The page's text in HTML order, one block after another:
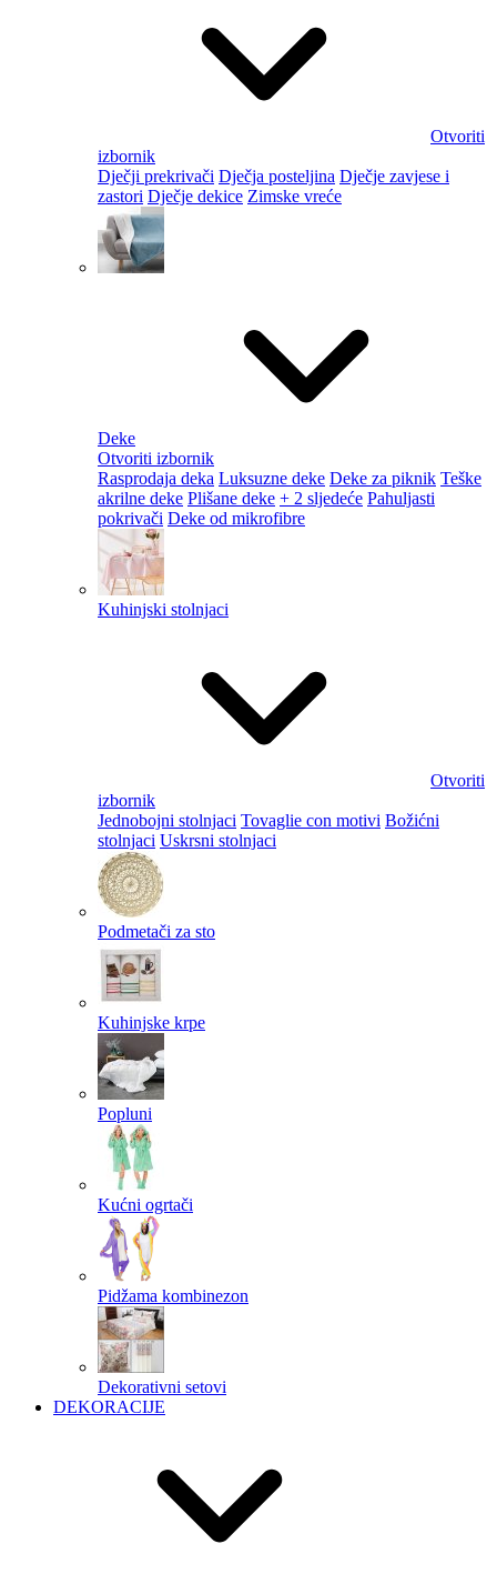
Otvoriti
izbornik
Dječji prekrivači Dječja posteljina Dječje zavjese i
zastori Dječje dekice Zimske vreće
Deke
Otvoriti izbornik
Rasprodaja deka Luksuzne deke Deke za piknik Teške
akrilne deke Plišane deke + 2 sljedeće Pahuljasti
pokrivači Deke od mikrofibre
Kuhinjski stolnjaci
Otvoriti
izbornik
Jednobojni stolnjaci Tovaglie con motivi Božićni
stolnjaci Uskrsni stolnjaci
Podmetači za sto
Kuhinjske krpe
Popluni
Kućni ogrtači
Pidžama kombinezon
Dekorativni setovi
DEKORACIJE